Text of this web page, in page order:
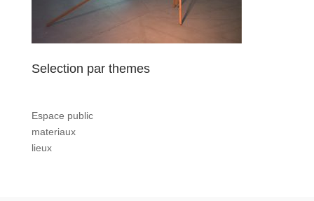
Selection par themes
Espace public
materiaux
lieux